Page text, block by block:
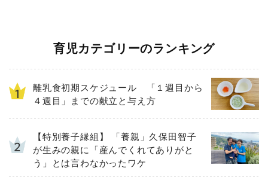
育児カテゴリーのランキング
離乳食初期スケジュール 「１週目から
４週目」までの献立と与え方
【特別養子縁組】 「養親」久保田智子
が生みの親に「産んでくれてありがと
う」とは言わなかったワケ